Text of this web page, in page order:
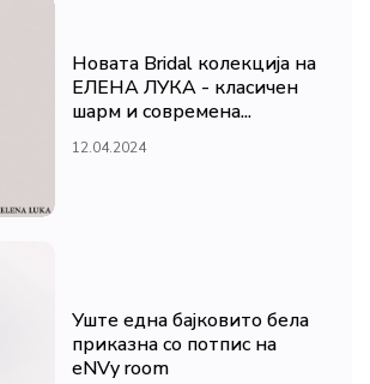
Новата Bridal колекција на
ЕЛЕНА ЛУКА - класичен
шарм и современа...
12.04.2024
Уште една бајковито бела
приказна со потпис на
eNVy room